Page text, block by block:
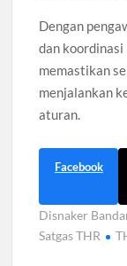
Dengan
dan
memastikan
menjalankan
aturan.
Facebook
Disnaker
Satgas THR